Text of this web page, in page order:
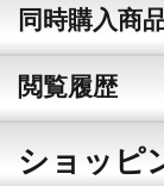
同時購入商
閲覧履歴
ショッピ